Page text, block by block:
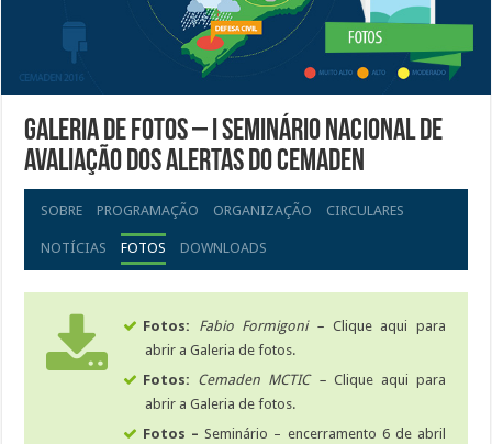
Galeria de Fotos – I Seminário Nacional de
Avaliação dos Alertas do Cemaden
SOBRE PROGRAMAÇÃO ORGANIZAÇÃO CIRCULARES
NOTÍCIAS FOTOS DOWNLOADS
Fotos: Fabio Formigoni – Clique aqui para
abrir a Galeria de fotos.
Fotos: Cemaden MCTIC – Clique aqui para
abrir a Galeria de fotos.
Fotos – Seminário – encerramento 6 de abril